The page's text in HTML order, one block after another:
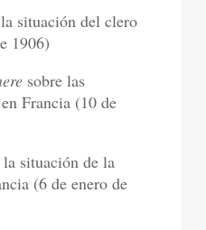
situación del clero
1906)
sobre las
Francia (10 de
la situación de la
(6 de enero de